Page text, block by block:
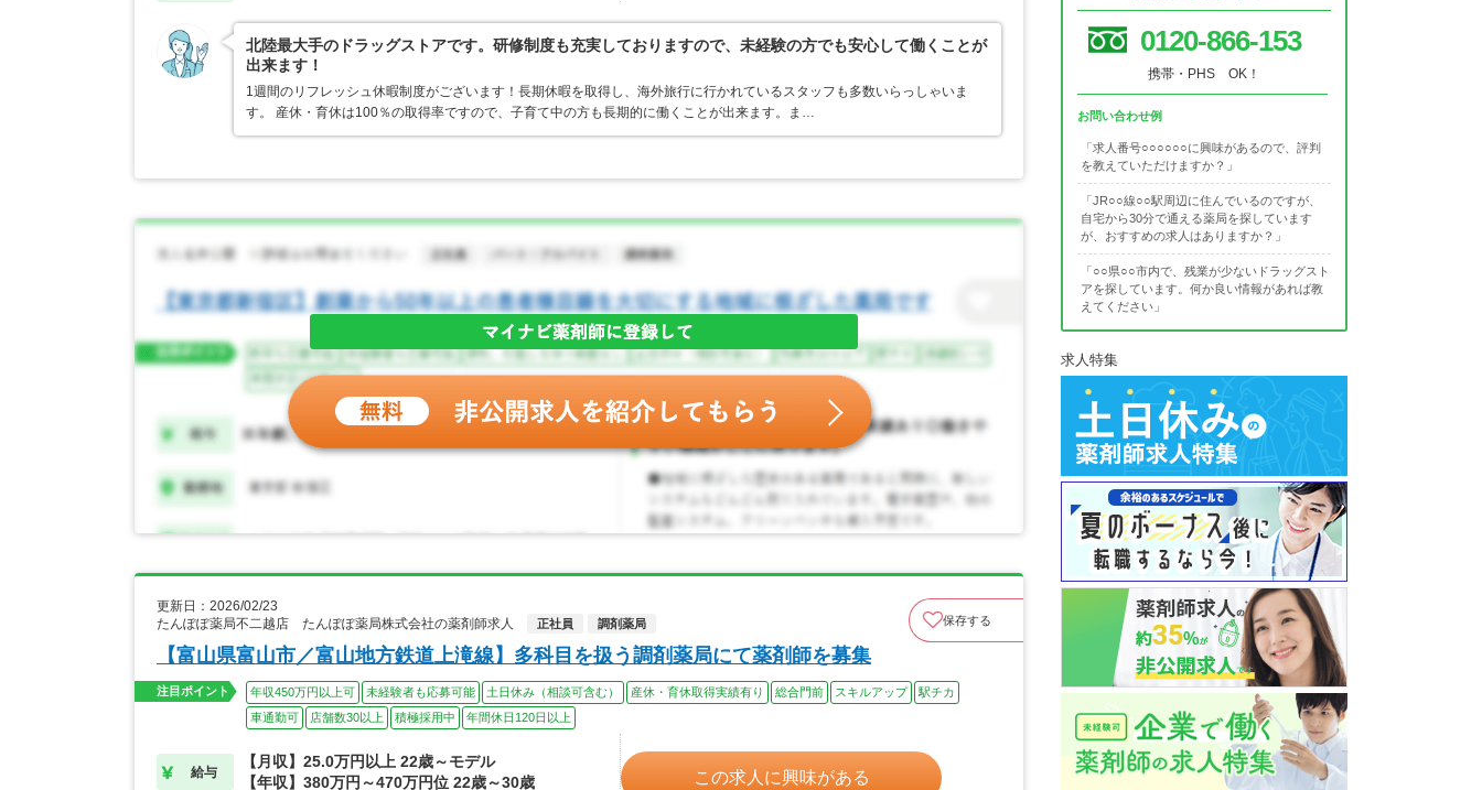
北陸最大手のドラッグストアです。研修制度も充実しておりますので、未経験の方でも安心して働くことが
出来ます！
1週間のリフレッシュ休暇制度がございます！長期休暇を取得し、海外旅行に行かれているスタッフも多数いらっしゃいま
す。 産休・育休は100％の取得率ですので、子育て中の方も長期的に働くことが出来ます。ま…
更新日：2026/02/23
たんぽぽ薬局不二越店 たんぽぽ薬局株式会社の薬剤師求人
正社員 調剤薬局 保存する
【富山県富山市／富山地方鉄道上滝線】多科目を扱う調剤薬局にて薬剤師を募集
注目ポイント 年収450万円以上可 未経験者も応募可能 土日休み（相談可含む） 産休・育休取得実績有り 総合門前 スキルアップ
駅チカ
車通勤可
店舗数30以上 積極採用中 年間休日120日以上
給与
【月収】25.0万円以上 22歳～モデル
【年収】380万円～470万円位 22歳～30歳
この求人に興味がある
0120-866-153
携帯・PHS OK！
お問い合わせ例
「求人番号○○○○○○に興味があるので、評判
を教えていただけますか？」
「JR○○線○○駅周辺に住んでいるのですが、
自宅から30分で通える薬局を探しています
が、おすすめの求人はありますか？」
「○○県○○市内で、残業が少ないドラッグスト
アを探しています。何か良い情報があれば教
えてください」
求人特集